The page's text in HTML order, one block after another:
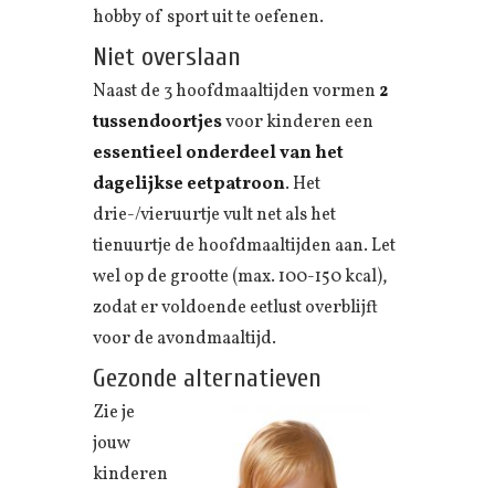
hobby of sport uit te oefenen.
Niet overslaan
Naast de 3 hoofdmaaltijden vormen 2
tussendoortjesvoor kinderen een
essentieel onderdeel van het
dagelijkse eetpatroon. Het
drie-/vieruurtje vult net als het
tienuurtje de hoofdmaaltijden aan. Let
wel op de grootte (max. 100-150 kcal),
zodat er voldoende eetlust overblijft
voor de avondmaaltijd.
Gezonde alternatieven
Zie je
jouw
kinderen